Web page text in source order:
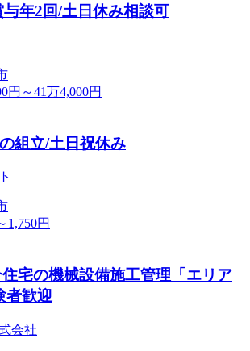
年2回/土日休み相談可
円～41万4,000円
組立/土日祝休み
1,750円
宅の機械設備施工管理「エリア
者歓迎
会社